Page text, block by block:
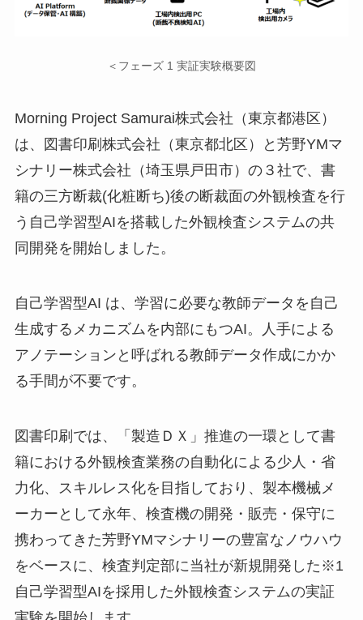
＜フェーズ 1 実証実験概要図
Morning Project Samurai株式会社（東京都港区）
は、図書印刷株式会社（東京都北区）と芳野YMマ
シナリー株式会社（埼玉県戸田市）の３社で、書
籍の三方断裁(化粧断ち)後の断裁面の外観検査を行
う自己学習型AIを搭載した外観検査システムの共
同開発を開始しました。
自己学習型AI は、学習に必要な教師データを自己
生成するメカニズムを内部にもつAI。人手による
アノテーションと呼ばれる教師データ作成にかか
る手間が不要です。
図書印刷では、「製造ＤＸ」推進の一環として書
籍における外観検査業務の自動化による少人・省
力化、スキルレス化を目指しており、製本機械メ
ーカーとして永年、検査機の開発・販売・保守に
携わってきた芳野YMマシナリーの豊富なノウハウ
をベースに、検査判定部に当社が新規開発した※1
自己学習型AIを採用した外観検査システムの実証